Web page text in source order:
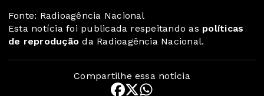
Fonte: Radioagência Nacional
Esta notícia foi publicada respeitando as políticas
de reprodução da Radioagência Nacional.
Compartilhe essa notícia